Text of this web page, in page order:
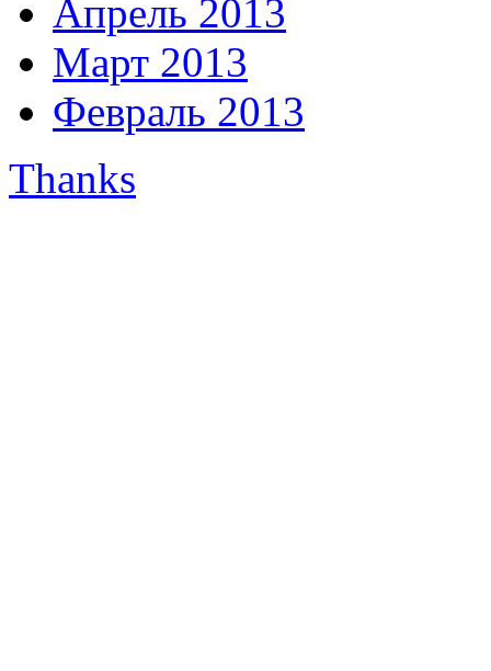
Апрель 2013
Март 2013
Февраль 2013
Thanks